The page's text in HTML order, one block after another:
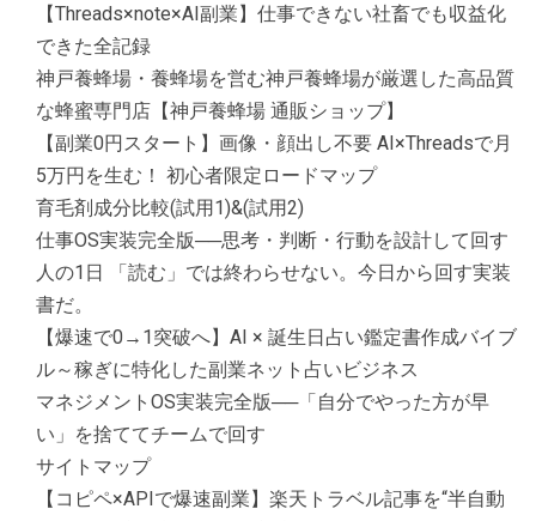
【Threads×note×AI副業】仕事できない社畜でも収益化
できた全記録
神戸養蜂場・養蜂場を営む神戸養蜂場が厳選した高品質
な蜂蜜専門店【神戸養蜂場 通販ショップ】
【副業0円スタート】画像・顔出し不要 AI×Threadsで月
5万円を生む！ 初心者限定ロードマップ
育毛剤成分比較(試用1)&(試用2)
仕事OS実装完全版──思考・判断・行動を設計して回す
人の1日 「読む」では終わらせない。今日から回す実装
書だ。
【爆速で0→1突破へ】AI × 誕生日占い鑑定書作成バイブ
ル～稼ぎに特化した副業ネット占いビジネス
マネジメントOS実装完全版──「自分でやった方が早
い」を捨ててチームで回す
サイトマップ
【コピペ×APIで爆速副業】楽天トラベル記事を“半自動